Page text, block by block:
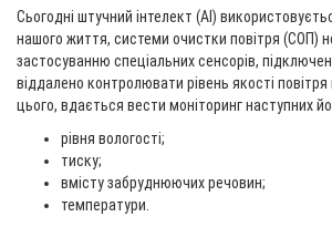
Сьогодні штучний інтелект (AI)
нашого життя, системи очистки повітря (СОП)
застосуванню спеціальних сенсорів,
віддалено контролювати рівень якості
цього, вдається вести моніторинг наступних
рівня вологості;
тиску;
вмісту забруднюючих речовин;
температури.